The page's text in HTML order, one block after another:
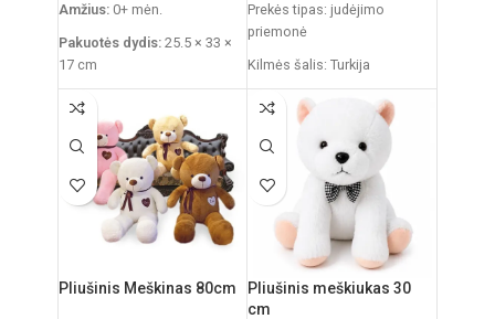
Amžius:0+ mėn.
Pakuotės dydis:25.5 × 33 ×
17 cm
Prekės svoris:
Funkcijos: šviesų
projektorius, melodijos,
baltasis triukšmas
Medžiagos: pliušas,
išimant vidinį modulį
Prekės tipas: judėjimo
priemonė
Kilmės šalis: Turkija
Prekės ženklas: Pilsan
Pakuotės išmatavimai: 65 x
13,5 x 41,5 cm
Produkto išmatavimai: 65 x
30 x 42 cm
Svoris: 3,16 kg
Rekomenduojamas amžius:
nuo 3 metų
Pliušinis Meškinas 80cm
Pliušinis meškiukas 30
cm